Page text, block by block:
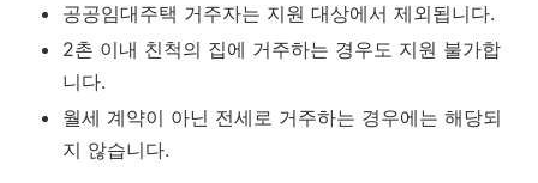
공공임대주택 거주자는 지원 대상에서 제외됩니다.
2촌 이내 친척의 집에 거주하는 경우도 지원 불가합
니다.
월세 계약이 아닌 전세로 거주하는 경우에는 해당되
지 않습니다.